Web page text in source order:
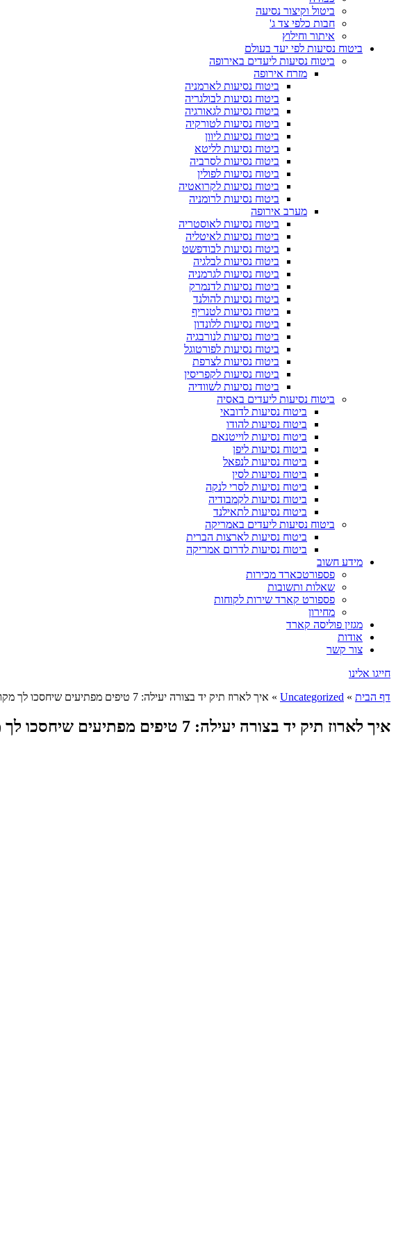
ביטול וקיצור נסיעה
חבות כלפי צד ג'
איתור וחילוץ
ביטוח נסיעות לפי יעד בעולם
ביטוח נסיעות ליעדים באירופה
מזרח אירופה
ביטוח נסיעות לארמניה
ביטוח נסיעות לבולגריה
ביטוח נסיעות לגאורגיה
ביטוח נסיעות לטורקיה
ביטוח נסיעות ליוון
ביטוח נסיעות לליטא
ביטוח נסיעות לסרביה
ביטוח נסיעות לפולין
ביטוח נסיעות לקרואטיה
ביטוח נסיעות לרומניה
מערב אירופה
ביטוח נסיעות לאוסטריה
ביטוח נסיעות לאיטליה
ביטוח נסיעות לבודפשט
ביטוח נסיעות לבלגיה
ביטוח נסיעות לגרמניה
ביטוח נסיעות לדנמרק
ביטוח נסיעות להולנד
ביטוח נסיעות לטנריף
ביטוח נסיעות ללונדון
ביטוח נסיעות לנורבגיה
ביטוח נסיעות לפורטוגל
ביטוח נסיעות לצרפת
ביטוח נסיעות לקפריסין
ביטוח נסיעות לשוודיה
ביטוח נסיעות ליעדים באסיה
ביטוח נסיעות לדובאי
ביטוח נסיעות להודו
ביטוח נסיעות לוייטנאם
ביטוח נסיעות ליפן
ביטוח נסיעות לנפאל
ביטוח נסיעות לסין
ביטוח נסיעות לסרי לנקה
ביטוח נסיעות לקמבודיה
ביטוח נסיעות לתאילנד
ביטוח נסיעות ליעדים באמריקה
ביטוח נסיעות לארצות הברית
ביטוח נסיעות לדרום אמריקה
מידע חשוב
פספורטכארד מכירות
שאלות ותשובות
פספורט קארד שירות לקוחות
מחירון
מגזין פוליסה קארד
אודות
צור קשר
חייגו אלינו
דף הבית »
Uncategorized
» איך לארוז תיק יד בצורה יעילה: 7 טיפים מפתיעים שיחסכו לך מקום וטרחה
איך לארוז תיק יד בצורה יעילה: 7 טיפים מפתיעים שיחסכו לך מקום וטרחה